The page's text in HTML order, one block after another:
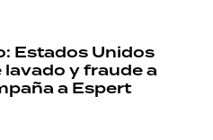
Estados Unidos
y fraude a
a Espert